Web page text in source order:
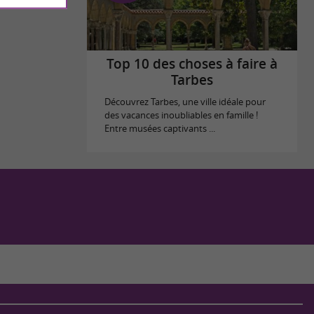
Top 10 des choses à faire à
Tarbes
Découvrez Tarbes, une ville idéale pour
des vacances inoubliables en famille !
Entre musées captivants ...